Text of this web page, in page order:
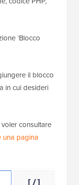
‘Blocco
il blocco
in cui desideri
consultare
una pagina